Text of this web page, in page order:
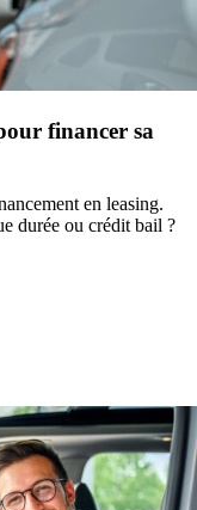
financer sa
en leasing.
durée ou crédit bail ?